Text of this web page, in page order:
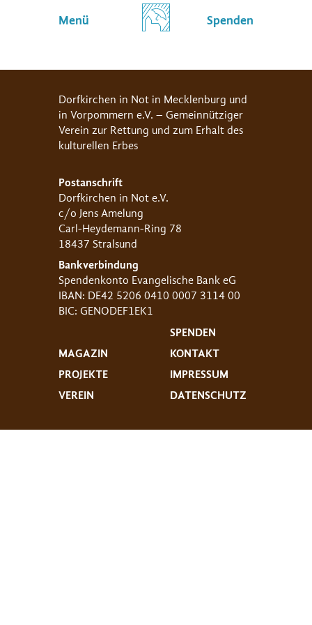
Menü Spenden
Dorfkirchen in Not in Mecklenburg und
in Vorpommern e.V. – Gemeinnütziger
Verein zur Rettung und zum Erhalt des
kulturellen Erbes
Postanschrift
Dorfkirchen in Not e.V.
c/o Jens Amelung
Carl-Heydemann-Ring 78
18437 Stralsund
Bankverbindung
Spendenkonto Evangelische Bank eG
IBAN: DE42 5206 0410 0007 3114 00
BIC: GENODEF1EK1
MAGAZIN
PROJEKTE
VEREIN
SPENDEN
KONTAKT
IMPRESSUM
DATENSCHUTZ